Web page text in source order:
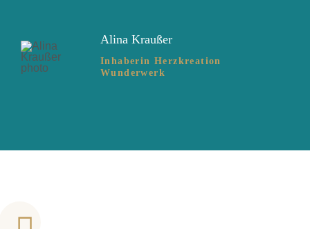
Alina Kraußer
Inhaberin Herzkreation
Wunderwerk